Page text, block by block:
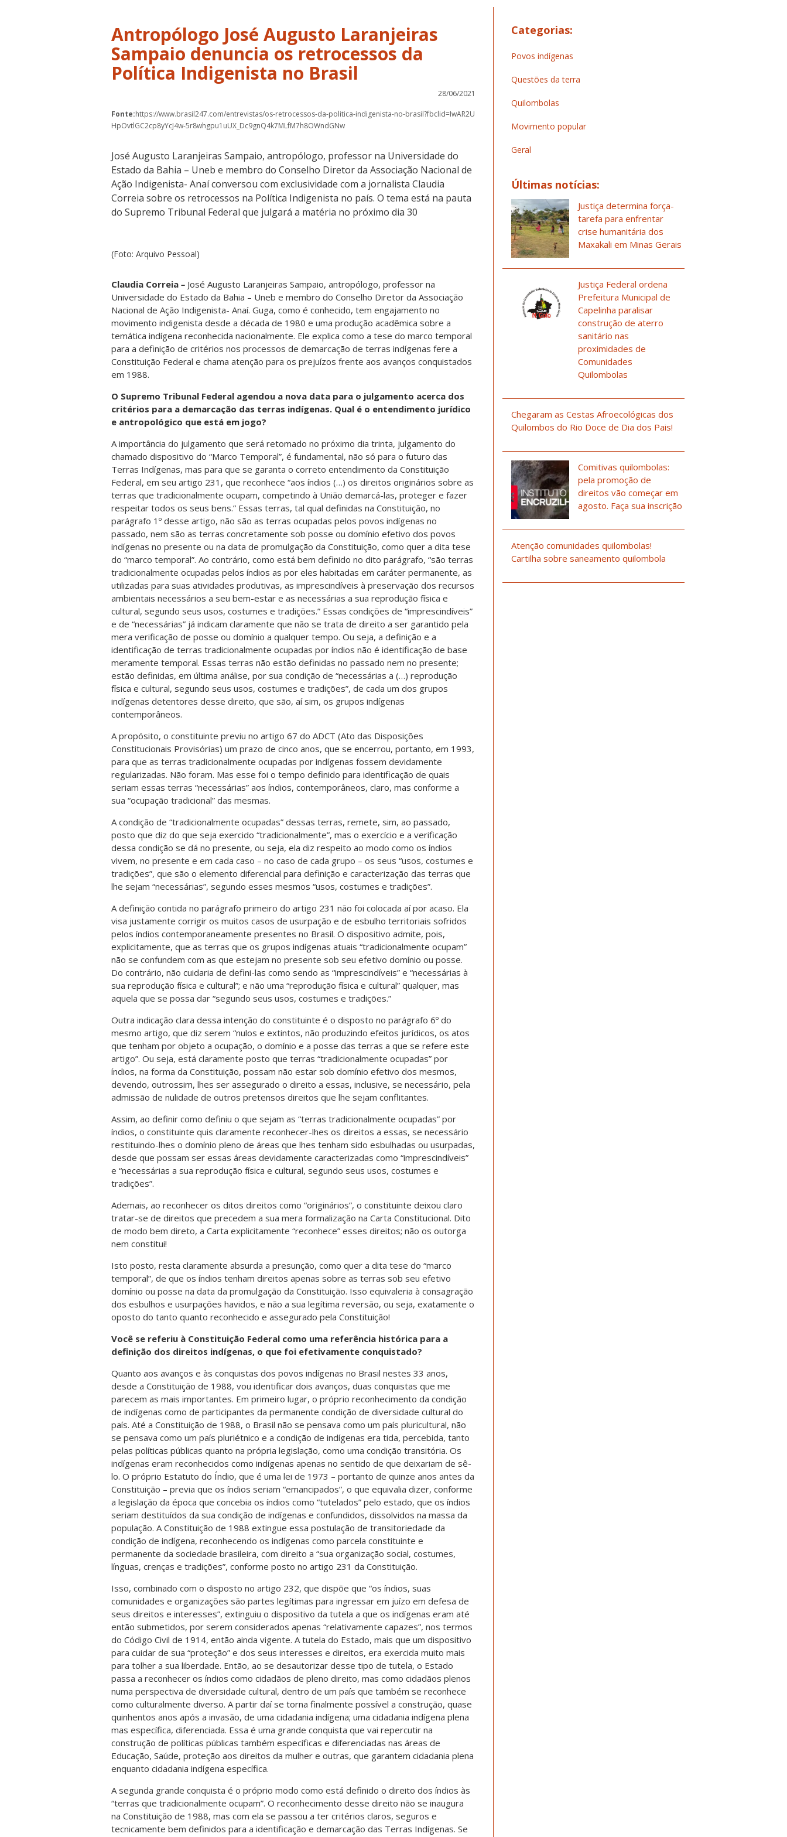
Antropólogo José Augusto Laranjeiras
Sampaio denuncia os retrocessos da
Política Indigenista no Brasil
28/06/2021
Fonte:https://www.brasil247.com/entrevistas/os-retrocessos-da-politica-indigenista-no-brasil?fbclid=IwAR2U
HpOvtlGC2cp8yYcJ4w-5r8whgpu1uUX_Dc9gnQ4k7MLfM7h8OWndGNw
José Augusto Laranjeiras Sampaio, antropólogo, professor na Universidade do
Estado da Bahia – Uneb e membro do Conselho Diretor da Associação Nacional de
Ação Indigenista- Anaí conversou com exclusividade com a jornalista Claudia
Correia sobre os retrocessos na Política Indigenista no país. O tema está na pauta
do Supremo Tribunal Federal que julgará a matéria no próximo dia 30
(Foto: Arquivo Pessoal)
Claudia Correia – José Augusto Laranjeiras Sampaio, antropólogo, professor na
Universidade do Estado da Bahia – Uneb e membro do Conselho Diretor da Associação
Nacional de Ação Indigenista- Anaí. Guga, como é conhecido, tem engajamento no
movimento indigenista desde a década de 1980 e uma produção acadêmica sobre a
temática indígena reconhecida nacionalmente. Ele explica como a tese do marco temporal
para a definição de critérios nos processos de demarcação de terras indígenas fere a
Constituição Federal e chama atenção para os prejuízos frente aos avanços conquistados
em 1988.
O Supremo Tribunal Federal agendou a nova data para o julgamento acerca dos
critérios para a demarcação das terras indígenas. Qual é o entendimento jurídico
e antropológico que está em jogo?
A importância do julgamento que será retomado no próximo dia trinta, julgamento do
chamado dispositivo do “Marco Temporal”, é fundamental, não só para o futuro das
Terras Indígenas, mas para que se garanta o correto entendimento da Constituição
Federal, em seu artigo 231, que reconhece “aos índios (…) os direitos originários sobre as
terras que tradicionalmente ocupam, competindo à União demarcá-las, proteger e fazer
respeitar todos os seus bens.” Essas terras, tal qual definidas na Constituição, no
parágrafo 1º desse artigo, não são as terras ocupadas pelos povos indígenas no
passado, nem são as terras concretamente sob posse ou domínio efetivo dos povos
indígenas no presente ou na data de promulgação da Constituição, como quer a dita tese
do “marco temporal”. Ao contrário, como está bem definido no dito parágrafo, “são terras
tradicionalmente ocupadas pelos índios as por eles habitadas em caráter permanente, as
utilizadas para suas atividades produtivas, as imprescindíveis à preservação dos recursos
ambientais necessários a seu bem-estar e as necessárias a sua reprodução física e
cultural, segundo seus usos, costumes e tradições.” Essas condições de “imprescindíveis”
e de “necessárias” já indicam claramente que não se trata de direito a ser garantido pela
mera verificação de posse ou domínio a qualquer tempo. Ou seja, a definição e a
identificação de terras tradicionalmente ocupadas por índios não é identificação de base
meramente temporal. Essas terras não estão definidas no passado nem no presente;
estão definidas, em última análise, por sua condição de “necessárias a (…) reprodução
física e cultural, segundo seus usos, costumes e tradições”, de cada um dos grupos
indígenas detentores desse direito, que são, aí sim, os grupos indígenas
contemporâneos.
A propósito, o constituinte previu no artigo 67 do ADCT (Ato das Disposições
Constitucionais Provisórias) um prazo de cinco anos, que se encerrou, portanto, em 1993,
para que as terras tradicionalmente ocupadas por indígenas fossem devidamente
regularizadas. Não foram. Mas esse foi o tempo definido para identificação de quais
seriam essas terras “necessárias” aos índios, contemporâneos, claro, mas conforme a
sua “ocupação tradicional” das mesmas.
A condição de “tradicionalmente ocupadas” dessas terras, remete, sim, ao passado,
posto que diz do que seja exercido “tradicionalmente”, mas o exercício e a verificação
dessa condição se dá no presente, ou seja, ela diz respeito ao modo como os índios
vivem, no presente e em cada caso – no caso de cada grupo – os seus “usos, costumes e
tradições”, que são o elemento diferencial para definição e caracterização das terras que
lhe sejam “necessárias”, segundo esses mesmos “usos, costumes e tradições”.
A definição contida no parágrafo primeiro do artigo 231 não foi colocada aí por acaso. Ela
visa justamente corrigir os muitos casos de usurpação e de esbulho territoriais sofridos
pelos índios contemporaneamente presentes no Brasil. O dispositivo admite, pois,
explicitamente, que as terras que os grupos indígenas atuais “tradicionalmente ocupam”
não se confundem com as que estejam no presente sob seu efetivo domínio ou posse.
Do contrário, não cuidaria de defini-las como sendo as “imprescindíveis” e “necessárias à
sua reprodução física e cultural”; e não uma “reprodução física e cultural” qualquer, mas
aquela que se possa dar “segundo seus usos, costumes e tradições.”
Outra indicação clara dessa intenção do constituinte é o disposto no parágrafo 6º do
mesmo artigo, que diz serem “nulos e extintos, não produzindo efeitos jurídicos, os atos
que tenham por objeto a ocupação, o domínio e a posse das terras a que se refere este
artigo”. Ou seja, está claramente posto que terras “tradicionalmente ocupadas” por
índios, na forma da Constituição, possam não estar sob domínio efetivo dos mesmos,
devendo, outrossim, lhes ser assegurado o direito a essas, inclusive, se necessário, pela
admissão de nulidade de outros pretensos direitos que lhe sejam conflitantes.
Assim, ao definir como definiu o que sejam as “terras tradicionalmente ocupadas” por
índios, o constituinte quis claramente reconhecer-lhes os direitos a essas, se necessário
restituindo-lhes o domínio pleno de áreas que lhes tenham sido esbulhadas ou usurpadas,
desde que possam ser essas áreas devidamente caracterizadas como “imprescindíveis”
e “necessárias a sua reprodução física e cultural, segundo seus usos, costumes e
tradições”.
Ademais, ao reconhecer os ditos direitos como “originários”, o constituinte deixou claro
tratar-se de direitos que precedem a sua mera formalização na Carta Constitucional. Dito
de modo bem direto, a Carta explicitamente “reconhece” esses direitos; não os outorga
nem constitui!
Isto posto, resta claramente absurda a presunção, como quer a dita tese do “marco
temporal”, de que os índios tenham direitos apenas sobre as terras sob seu efetivo
domínio ou posse na data da promulgação da Constituição. Isso equivaleria à consagração
dos esbulhos e usurpações havidos, e não a sua legítima reversão, ou seja, exatamente o
oposto do tanto quanto reconhecido e assegurado pela Constituição!
Você se referiu à Constituição Federal como uma referência histórica para a
definição dos direitos indígenas, o que foi efetivamente conquistado?
Quanto aos avanços e às conquistas dos povos indígenas no Brasil nestes 33 anos,
desde a Constituição de 1988, vou identificar dois avanços, duas conquistas que me
parecem as mais importantes. Em primeiro lugar, o próprio reconhecimento da condição
de indígenas como de participantes da permanente condição de diversidade cultural do
país. Até a Constituição de 1988, o Brasil não se pensava como um país pluricultural, não
se pensava como um país pluriétnico e a condição de indígenas era tida, percebida, tanto
pelas políticas públicas quanto na própria legislação, como uma condição transitória. Os
indígenas eram reconhecidos como indígenas apenas no sentido de que deixariam de sê-
lo. O próprio Estatuto do Índio, que é uma lei de 1973 – portanto de quinze anos antes da
Constituição – previa que os índios seriam “emancipados”, o que equivalia dizer, conforme
a legislação da época que concebia os índios como “tutelados” pelo estado, que os índios
seriam destituídos da sua condição de indígenas e confundidos, dissolvidos na massa da
população. A Constituição de 1988 extingue essa postulação de transitoriedade da
condição de indígena, reconhecendo os indígenas como parcela constituinte e
permanente da sociedade brasileira, com direito a “sua organização social, costumes,
línguas, crenças e tradições”, conforme posto no artigo 231 da Constituição.
Isso, combinado com o disposto no artigo 232, que dispõe que “os índios, suas
comunidades e organizações são partes legítimas para ingressar em juízo em defesa de
seus direitos e interesses”, extinguiu o dispositivo da tutela a que os indígenas eram até
então submetidos, por serem considerados apenas “relativamente capazes”, nos termos
do Código Civil de 1914, então ainda vigente. A tutela do Estado, mais que um dispositivo
para cuidar de sua “proteção” e dos seus interesses e direitos, era exercida muito mais
para tolher a sua liberdade. Então, ao se desautorizar desse tipo de tutela, o Estado
passa a reconhecer os índios como cidadãos de pleno direito, mas como cidadãos plenos
numa perspectiva de diversidade cultural, dentro de um país que também se reconhece
como culturalmente diverso. A partir daí se torna finalmente possível a construção, quase
quinhentos anos após a invasão, de uma cidadania indígena; uma cidadania indígena plena
mas específica, diferenciada. Essa é uma grande conquista que vai repercutir na
construção de políticas públicas também específicas e diferenciadas nas áreas de
Educação, Saúde, proteção aos direitos da mulher e outras, que garantem cidadania plena
enquanto cidadania indígena específica.
A segunda grande conquista é o próprio modo como está definido o direito dos índios às
“terras que tradicionalmente ocupam”. O reconhecimento desse direito não se inaugura
na Constituição de 1988, mas com ela se passou a ter critérios claros, seguros e
tecnicamente bem definidos para a identificação e demarcação das Terras Indígenas. Se
Categorias:
Povos indígenas
Questões da terra
Quilombolas
Movimento popular
Geral
Últimas notícias:
Justiça determina força-
tarefa para enfrentar
crise humanitária dos
Maxakali em Minas Gerais
Justiça Federal ordena
Prefeitura Municipal de
Capelinha paralisar
construção de aterro
sanitário nas
proximidades de
Comunidades
Quilombolas
Chegaram as Cestas Afroecológicas dos
Quilombos do Rio Doce de Dia dos Pais!
Comitivas quilombolas:
pela promoção de
direitos vão começar em
agosto. Faça sua inscrição
Atenção comunidades quilombolas!
Cartilha sobre saneamento quilombola